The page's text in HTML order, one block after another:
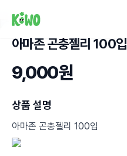
아마존 곤충젤리 100입
9,000원
상품 설명
아마존 곤충젤리 100입